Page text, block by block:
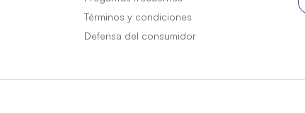
Términos y condiciones
Defensa del consumidor